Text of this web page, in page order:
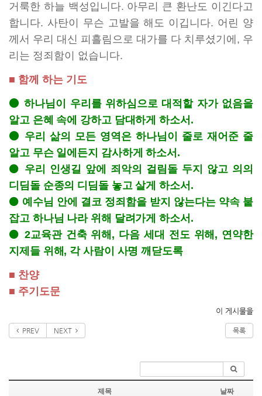
거룩한 하늘 백성입니다. 아무리 큰 환난도 이긴다고
합니다. 사탄이 무슨 고발을 해도 이깁니다. 어린 양
께서 우리 대신 피흘림으로 대가를 다 치루셨기에, 우
리는 정죄함이 없습니다.
■ 함께 하는 기도
⚫ 하나님이 우리를 위하심으로 대적할 자가 없음을
알고 은혜 속에 강하고 담대하게 하소서.
⚫ 우리 삶의 모든 영역은 하나님이 줄로 재어준 줄
알고 무슨 일에든지 감사하게 하소서.
⚫ 우리 인생길 앞에 죄악의 걸림돌 두지 않고 의의
디딤돌 순종의 디딤돌 놓고 살게 하소서.
⚫ 예수님 안에 결코 정죄함을 받지 않는다는 약속 붙
잡고 하나님 나라 위해 달려가게 하소서.
⚫ 2교육관 건축 위해, 다음 세대 전도 위해, 연약한
지제들 위해, 각 사람이 사명 깨닫도록
■ 찬양
■ 주기도문
이 게시물을
PREV NEXT 목록
제목 날짜